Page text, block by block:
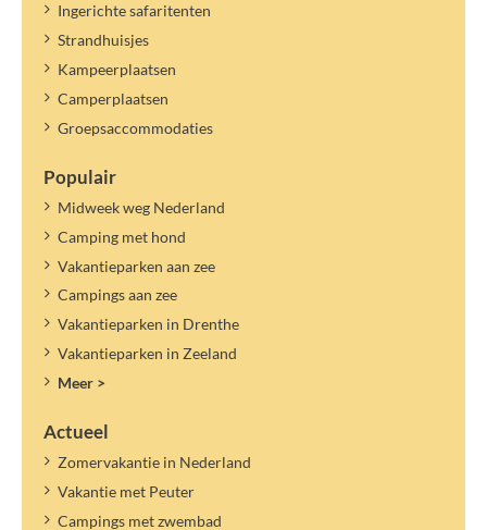
Ingerichte safaritenten
Strandhuisjes
Kampeerplaatsen
Camperplaatsen
Groepsaccommodaties
Populair
Midweek weg Nederland
Camping met hond
Vakantieparken aan zee
Campings aan zee
Vakantieparken in Drenthe
Vakantieparken in Zeeland
Meer >
Actueel
Zomervakantie in Nederland
Vakantie met Peuter
Campings met zwembad